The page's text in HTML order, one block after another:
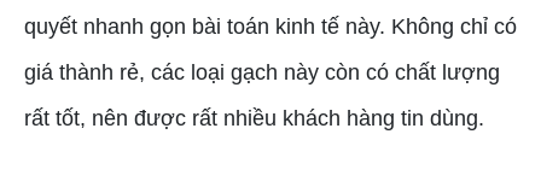
quyết nhanh gọn bài toán kinh tế này. Không chỉ có
giá thành rẻ, các loại gạch này còn có chất lượng
rất tốt, nên được rất nhiều khách hàng tin dùng.